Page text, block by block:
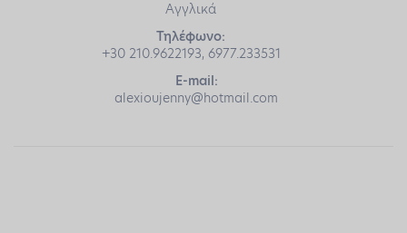
Αγγλικά
Τηλέφωνο:
+30 210.9622193, 6977.233531
E-mail:
alexioujenny@hotmail.com